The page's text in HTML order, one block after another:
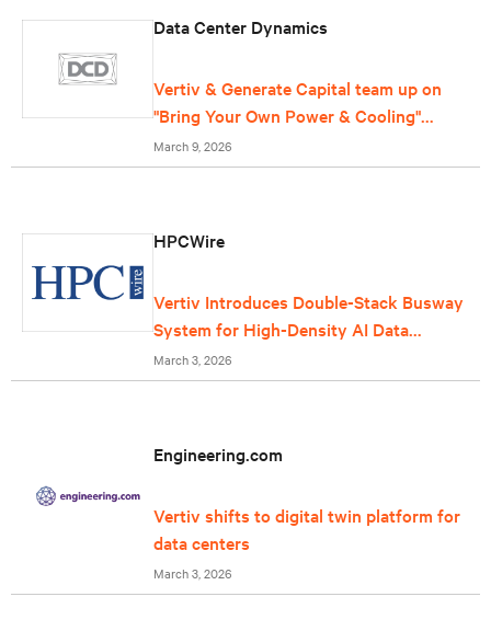
Data Center Dynamics
Vertiv & Generate Capital team up on
"Bring Your Own Power & Cooling"
offering for data centers
March 9, 2026
HPCWire
Vertiv Introduces Double-Stack Busway
System for High-Density AI Data
Centers
March 3, 2026
Engineering.com
Vertiv shifts to digital twin platform for
data centers
March 3, 2026